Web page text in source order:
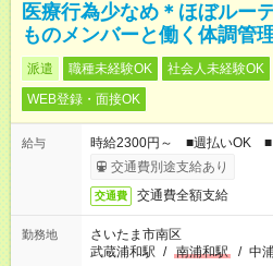
医療行為少なめ＊ほぼルー
ものメンバーと働く体調管
派遣 職種未経験OK 社会人未経験OK
WEB登録・面接OK
給与
時給2300円～ ■週払いOK ■
交通費別途支給あり
交通費 交通費全額支給
勤務地
さいたま市南区
武蔵浦和駅 / 南浦和駅 / 中